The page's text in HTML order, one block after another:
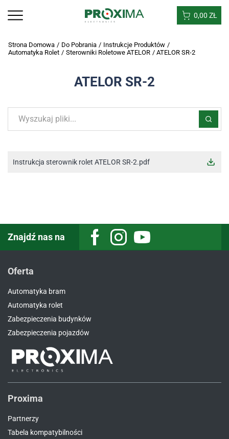
0,00 ZŁ
Strona Domowa / Do Pobrania / Instrukcje Produktów /
Automatyka Rolet / Sterowniki Roletowe ATELOR / ATELOR SR-2
ATELOR SR-2
Instrukcja sterownik rolet ATELOR SR-2.pdf
Znajdź nas na FacebookInstagramYoutube
Oferta
Automatyka bram
Automatyka rolet
Zabezpieczenia budynków
Zabezpieczenia pojazdów
Proxima
Partnerzy
Tabela kompatybilności